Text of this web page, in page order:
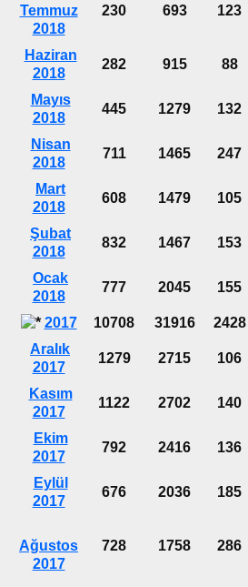
Temmuz
2018
230 693 123
Haziran
2018
282 915 88
Mayıs
2018
445 1279 132
Nisan
2018
711 1465 247
Mart
2018
608 1479 105
Şubat
2018
832 1467 153
Ocak
2018
777 2045 155
2017 10708 31916 2428
Aralık
2017
1279 2715 106
Kasım
2017
1122 2702 140
Ekim
2017
792 2416 136
Eylül
2017
676 2036 185
Ağustos
2017
728 1758 286